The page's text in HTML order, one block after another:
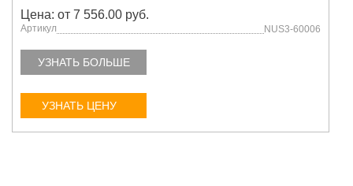
Цена: от 7 556.00 руб.
Артикул NUS3-60006
УЗНАТЬ БОЛЬШЕ
УЗНАТЬ ЦЕНУ